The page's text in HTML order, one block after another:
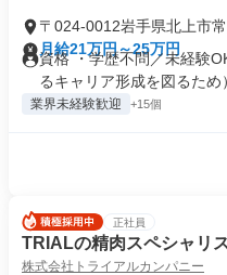
〒024-0012岩手県北上市
月給21万円～25万円
資格 ・学歴不問／未経験
るキャリア形成を図るため
業界未経験歓迎 +15個
正社員
TRIALの精肉スペシャリ
株式会社トライアルカンパニー